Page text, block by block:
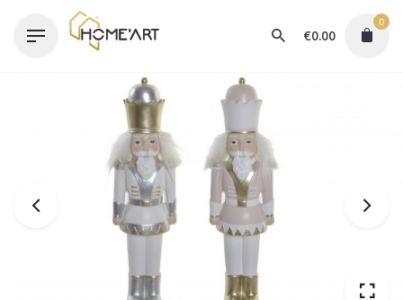
€0.00
0